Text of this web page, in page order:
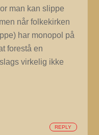
man kan slippe
når folkekirken
har monopol på
forestå en
virkelig ikke
REPLY